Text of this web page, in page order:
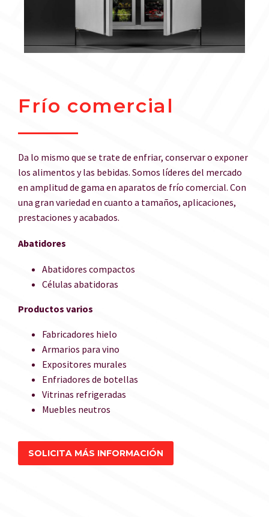
Frío comercial
Da lo mismo que se trate de enfriar, conservar o exponer
los alimentos y las bebidas. Somos líderes del mercado
en amplitud de gama en aparatos de frío comercial. Con
una gran variedad en cuanto a tamaños, aplicaciones,
prestaciones y acabados.
Abatidores
Abatidores compactos
Células abatidoras
Productos varios
Fabricadores hielo
Armarios para vino
Expositores murales
Enfriadores de botellas
Vitrinas refrigeradas
Muebles neutros
SOLICITA MÁS INFORMACIÓN